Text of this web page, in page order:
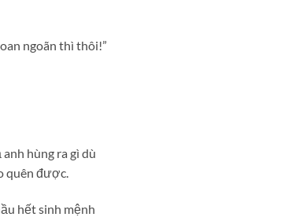
ngoãn thì thôi!”
hùng ra gì dù
quên được.
hết sinh mệnh